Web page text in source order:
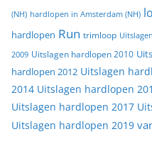
(NH) hardlopen in Amsterdam (NH)
hardlopen Run trimloop
2009 Uitslagen hardlopen 2010
hardlopen 2012 Uitslagen
2014 Uitslagen hardlopen
Uitslagen hardlopen 2017
Uitslagen hardlopen 2019